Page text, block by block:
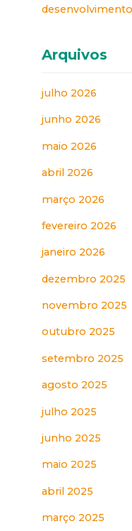
Arquivos
julho 2026
junho 2026
maio 2026
abril 2026
março 2026
fevereiro 2026
janeiro 2026
dezembro 2025
novembro 2025
outubro 2025
setembro 2025
agosto 2025
julho 2025
junho 2025
maio 2025
abril 2025
março 2025